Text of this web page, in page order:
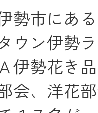
勢市にあ
ウン伊勢
伊勢花き
会、洋花